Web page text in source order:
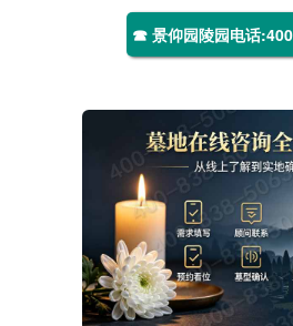
☎ 景仰园陵园电话